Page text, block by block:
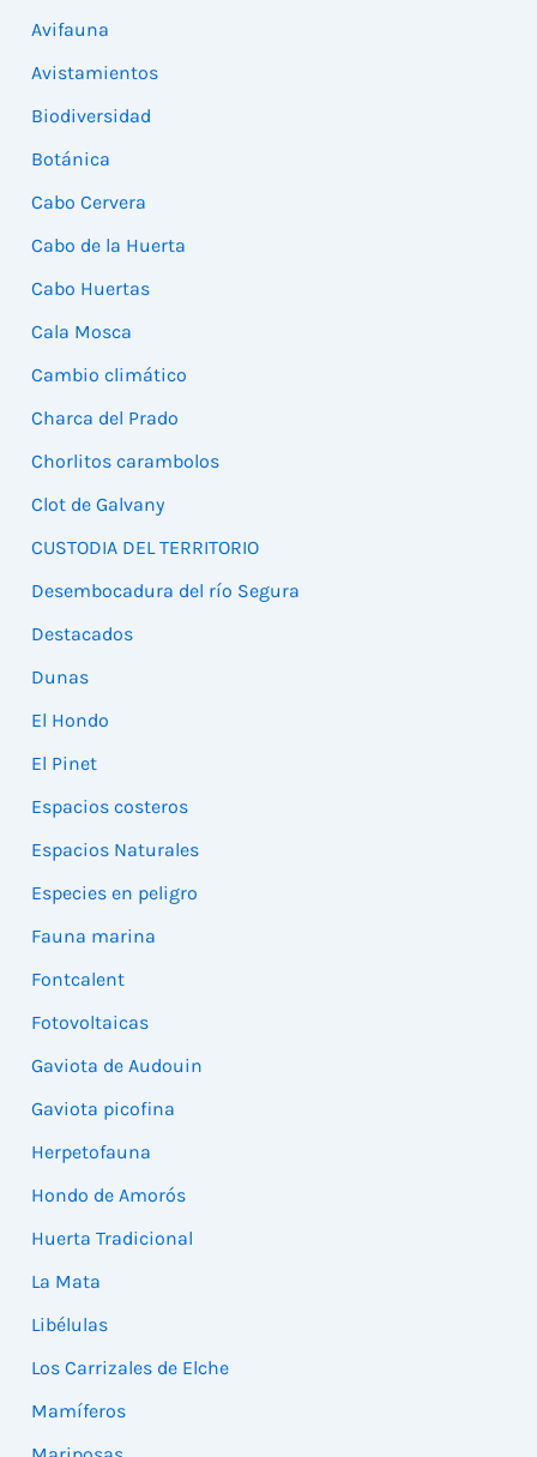
Avifauna
Avistamientos
Biodiversidad
Botánica
Cabo Cervera
Cabo de la Huerta
Cabo Huertas
Cala Mosca
Cambio climático
Charca del Prado
Chorlitos carambolos
Clot de Galvany
CUSTODIA DEL TERRITORIO
Desembocadura del río Segura
Destacados
Dunas
El Hondo
El Pinet
Espacios costeros
Espacios Naturales
Especies en peligro
Fauna marina
Fontcalent
Fotovoltaicas
Gaviota de Audouin
Gaviota picofina
Herpetofauna
Hondo de Amorós
Huerta Tradicional
La Mata
Libélulas
Los Carrizales de Elche
Mamíferos